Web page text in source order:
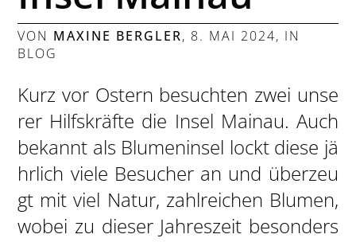
VON MAXINE BERGLER, 8. MAI 2024, IN
BLOG
Kurz vor Ostern besuchten zwei unse
rer Hilfskräfte die Insel Mainau. Auch
bekannt als Blumeninsel lockt diese jä
hrlich viele Besucher an und überzeu
gt mit viel Natur, zahlreichen Blumen,
wobei zu dieser Jahreszeit besonders